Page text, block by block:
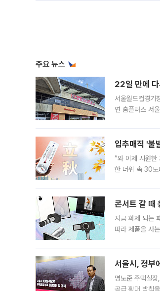
주요 뉴스
22일 만에 다
서울월드컵경
연 홈플러스 서
입추매직 '불
“와 이제 시원한
한 더위 속 30도
콘서트 갈 때
지금 화제 되는
따라 제품을 사
서울시, 정부
명노준 주택실
공급 확대 방침